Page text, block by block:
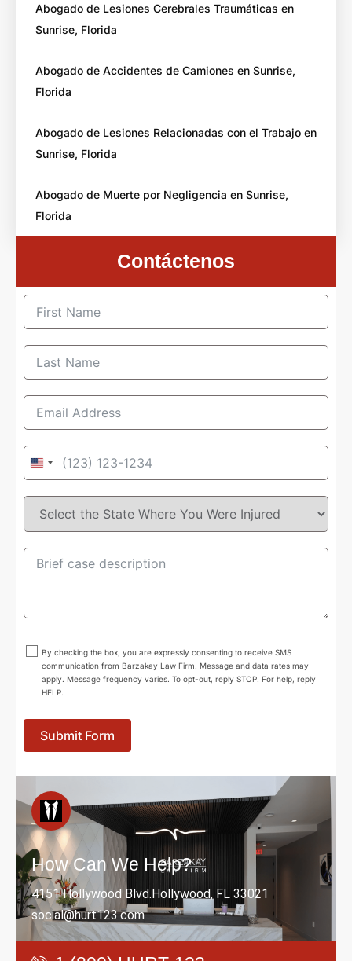
Abogado de Lesiones Cerebrales Traumáticas en
Sunrise, Florida
Abogado de Accidentes de Camiones en Sunrise,
Florida
Abogado de Lesiones Relacionadas con el Trabajo en
Sunrise, Florida
Abogado de Muerte por Negligencia en Sunrise,
Florida
Contáctenos
United
+1
By checking the box, you are expressly consenting to receive SMS
communication from Barzakay Law Firm. Message and data rates may
apply. Message frequency varies. To opt-out, reply STOP. For help, reply
HELP.
Submit Form
How Can We Help?
4151 Hollywood Blvd.Hollywood, FL 33021
social@hurt123.com